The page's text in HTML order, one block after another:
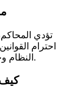
تؤدي
احترام
النظام وحماية حقوق الجميع، وهو أمر حيوي لدولة قانون.
كيف